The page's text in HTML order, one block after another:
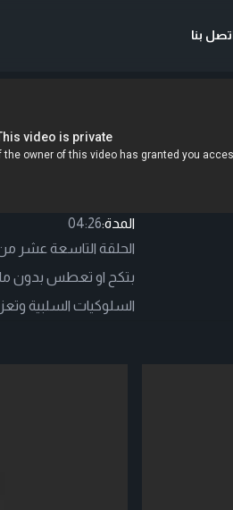
بنا
المدة:04:26
الحلقة التاسعة عشر من
السلوكيات السلبية